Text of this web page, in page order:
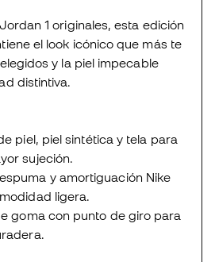
1 originales, esta edición
el look icónico que más te
y la piel impecable
distintiva.
piel, piel sintética y tela para
sujeción.
y amortiguación Nike
ligera.
goma con punto de giro para